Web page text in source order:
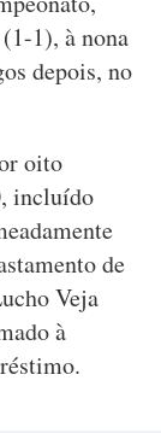
1), à nona
depois, no
oito
incluído
de
Veja
à